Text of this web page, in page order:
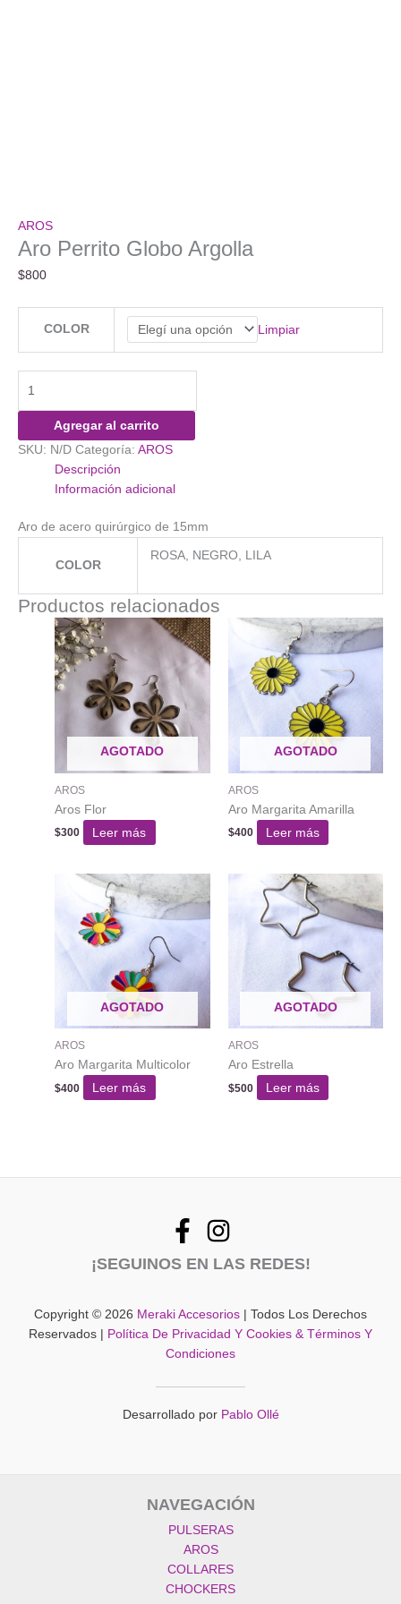
AROS
Aro Perrito Globo Argolla
$800
COLOR Limpiar
Perrito
Argolla
cantidad
Agregar al carrito
SKU: N/D Categoría: AROS
Descripción
Información adicional
Aro de acero quirúrgico de 15mm
COLOR
ROSA, NEGRO, LILA
Productos relacionados
AGOTADO
AROS
Aros Flor
$300 Leer más
AGOTADO
AROS
Aro Margarita Amarilla
$400 Leer más
AGOTADO
AROS
Aro Margarita Multicolor
$400 Leer más
AGOTADO
AROS
Aro Estrella
$500 Leer más
¡SEGUINOS EN LAS REDES!
Copyright © 2026 Meraki Accesorios | Todos Los Derechos
Reservados |
Política De Privacidad Y Cookies & Términos Y
Condiciones
Desarrollado por Pablo Ollé
NAVEGACIÓN
PULSERAS
AROS
COLLARES
CHOCKERS